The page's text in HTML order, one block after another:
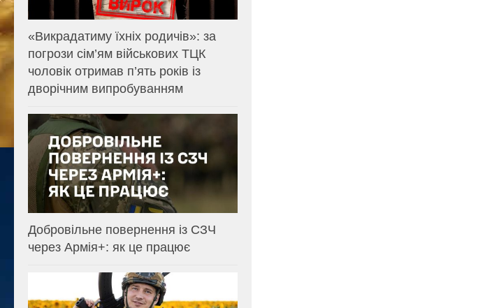
«Викрадатиму їхніх родичів»: за
погрози сім’ям військових ТЦК
чоловік отримав п’ять років із
дворічним випробуванням
Добровільне повернення із СЗЧ
через Армія+: як це працює